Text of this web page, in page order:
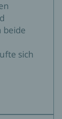
er kann
beide
sich